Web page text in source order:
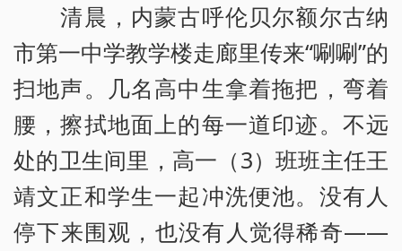
清晨，内蒙古呼伦贝尔额尔古纳
市第一中学教学楼走廊里传来“唰唰”的
扫地声。几名高中生拿着拖把，弯着
腰，擦拭地面上的每一道印迹。不远
处的卫生间里，高一（3）班班主任王
靖文正和学生一起冲洗便池。没有人
停下来围观，也没有人觉得稀奇——